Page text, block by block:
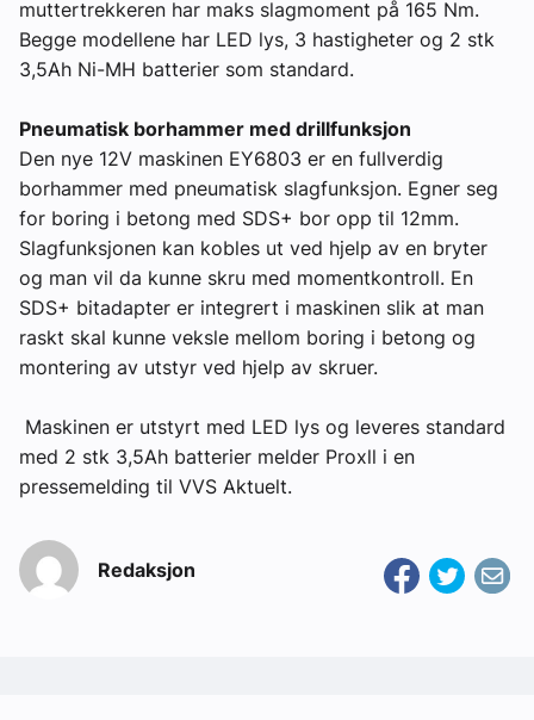
muttertrekkeren har maks slagmoment på 165 Nm.
Begge modellene har LED lys, 3 hastigheter og 2 stk
3,5Ah Ni-MH batterier som standard.
Pneumatisk borhammer med drillfunksjon
Den nye 12V maskinen EY6803 er en fullverdig
borhammer med pneumatisk slagfunksjon. Egner seg
for boring i betong med SDS+ bor opp til 12mm.
Slagfunksjonen kan kobles ut ved hjelp av en bryter
og man vil da kunne skru med momentkontroll. En
SDS+ bitadapter er integrert i maskinen slik at man
raskt skal kunne veksle mellom boring i betong og
montering av utstyr ved hjelp av skruer.
Maskinen er utstyrt med LED lys og leveres standard
med 2 stk 3,5Ah batterier melder Proxll i en
pressemelding til VVS Aktuelt.
Redaksjon